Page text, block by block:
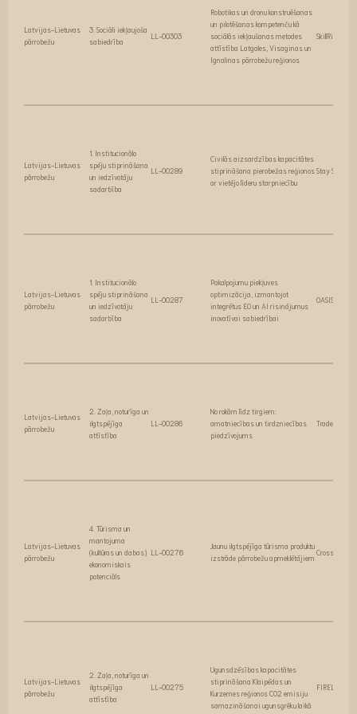
Latvijas-Lietuvas
pārrobežu
3. Sociāli iekļaujoša
sabiedrība
LL-00303
Robotikas un dronu konstruēšanas
un pilotēšanas kompetenču kā
sociālās iekļaušanas metodes
attīstība Latgales, Visaginas un
Ignalinas pārrobežu reģionos
SkillRiskRobo
Latvijas-Lietuvas
pārrobežu
1. Institucionālo
spēju stiprināšana
un iedzīvotāju
sadarbība
LL-00289
Civilās aizsardzības kapacitātes
stiprināšana pierobežas reģionos
ar vietējo līderu starpniecību
Stay Safe
Latvijas-Lietuvas
pārrobežu
1. Institucionālo
spēju stiprināšana
un iedzīvotāju
sadarbība
LL-00287
Pakalpojumu piekļuves
optimizācija, izmantojot
integrētus EO un AI risinājumus
inovatīvai sabiedrībai
OASIS
Latvijas-Lietuvas
pārrobežu
2. Zaļa, noturīga un
ilgtspējīga
attīstība
LL-00286
No rokām līdz tirgiem:
amatniecības un tirdzniecības
piedzīvojums
Trade Route
Latvijas-Lietuvas
pārrobežu
4. Tūrisma un
mantojuma
(kultūras un dabas)
ekonomiskais
potenciāls
LL-00276
Jaunu ilgtspējīga tūrisma produktu
izstrāde pārrobežu apmeklētājiem
Cross Tour
Latvijas-Lietuvas
pārrobežu
2. Zaļa, noturīga un
ilgtspējīga
attīstība
LL-00275
Ugunsdzēsības kapacitātes
stiprināšana Klaipēdas un
Kurzemes reģionos CO2 emisiju
samazināšanai ugunsgrēku laikā
FIRELESS